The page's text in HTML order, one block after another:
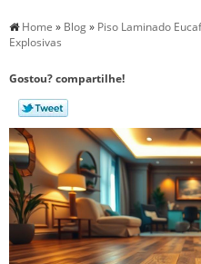
Home » Blog» Piso Laminado
Explosivas
Gostou? compartilhe!